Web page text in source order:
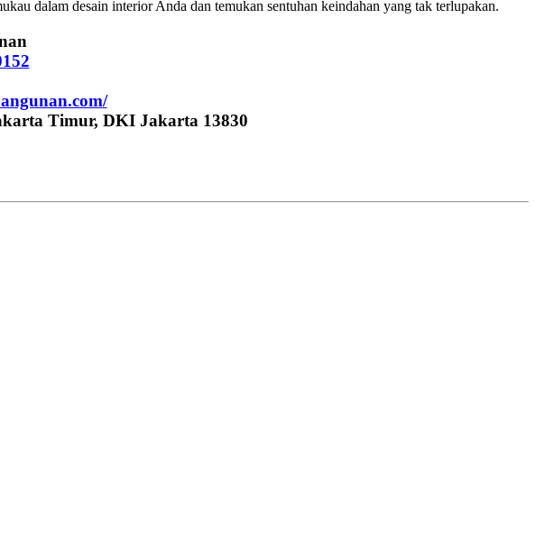
dalam desain interior Anda dan temukan sentuhan keindahan yang tak terlupakan.
Timur, DKI Jakarta 13830